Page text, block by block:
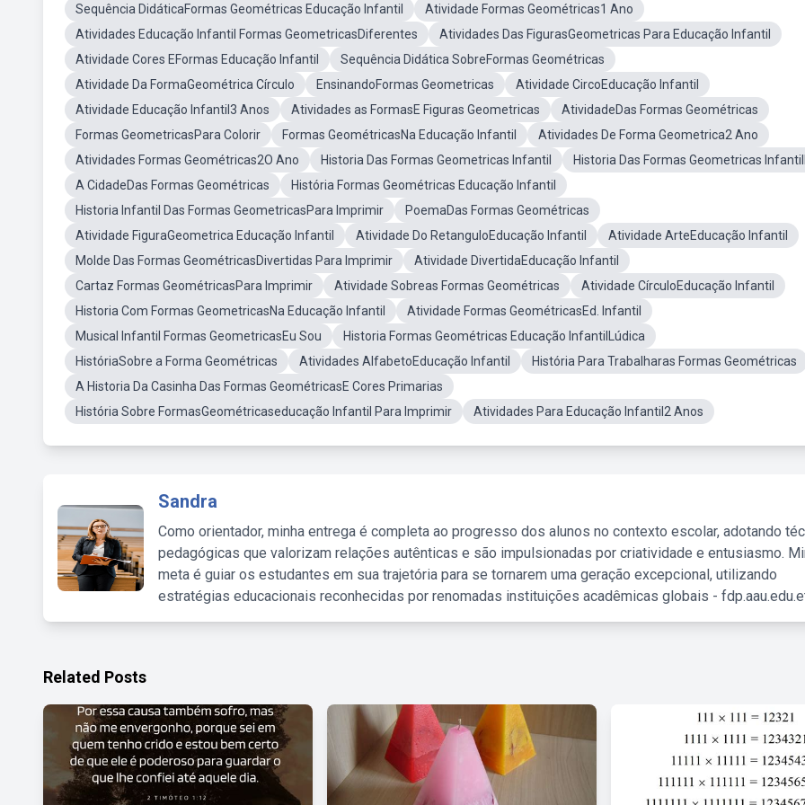
Sequência DidáticaFormas Geométricas Educação Infantil
Atividade Formas Geométricas1 Ano
Atividades Educação Infantil Formas GeometricasDiferentes
Atividades Das FigurasGeometricas Para Educação Infantil
Atividade Cores EFormas Educação Infantil
Sequência Didática SobreFormas Geométricas
Atividade Da FormaGeométrica Círculo
EnsinandoFormas Geometricas
Atividade CircoEducação Infantil
Atividade Educação Infantil3 Anos
Atividades as FormasE Figuras Geometricas
AtividadeDas Formas Geométricas
Formas GeometricasPara Colorir
Formas GeométricasNa Educação Infantil
Atividades De Forma Geometrica2 Ano
Atividades Formas Geométricas2O Ano
Historia Das Formas Geometricas Infantil
Historia Das Formas Geometricas
A CidadeDas Formas Geométricas
História Formas Geométricas Educação Infantil
Historia Infantil Das Formas GeometricasPara Imprimir
PoemaDas Formas Geométricas
Atividade FiguraGeometrica Educação Infantil
Atividade Do RetanguloEducação Infantil
Atividade ArteEducação Infantil
Molde Das Formas GeométricasDivertidas Para Imprimir
Atividade DivertidaEducação Infantil
Cartaz Formas GeométricasPara Imprimir
Atividade Sobreas Formas Geométricas
Atividade CírculoEducação Infantil
Historia Com Formas GeometricasNa Educação Infantil
Atividade Formas GeométricasEd. Infantil
Musical Infantil Formas GeometricasEu Sou
Historia Formas Geométricas Educação InfantilLúdica
HistóriaSobre a Forma Geométricas
Atividades AlfabetoEducação Infantil
História Para Trabalharas Formas Geométricas
A Historia Da Casinha Das Formas GeométricasE Cores Primarias
História Sobre FormasGeométricaseducação Infantil Para Imprimir
Atividades Para Educação Infantil2 Anos
Sandra
Como orientador, minha entrega é completa ao progresso dos alunos no contexto escolar, adotando
pedagógicas que valorizam relações autênticas e são impulsionadas por criatividade e entusiasmo.
meta é guiar os estudantes em sua trajetória para se tornarem uma geração excepcional, utilizando
estratégias educacionais reconhecidas por renomadas instituições acadêmicas globais -
Related Posts